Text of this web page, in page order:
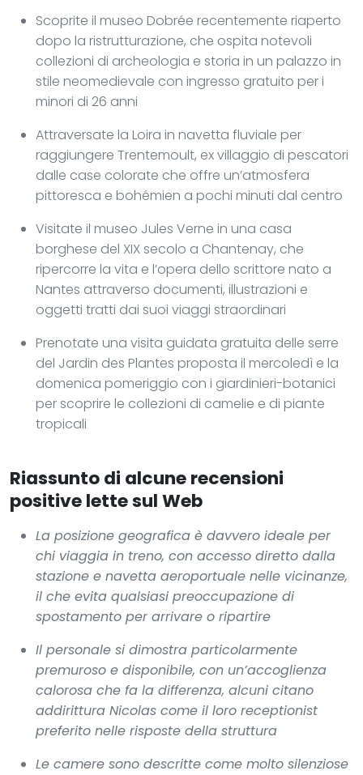
Scoprite il museo Dobrée recentemente riaperto
dopo la ristrutturazione, che ospita notevoli
collezioni di archeologia e storia in un palazzo in
stile neomedievale con ingresso gratuito per i
minori di 26 anni
Attraversate la Loira in navetta fluviale per
raggiungere Trentemoult, ex villaggio di pescatori
dalle case colorate che offre un’atmosfera
pittoresca e bohémien a pochi minuti dal centro
Visitate il museo Jules Verne in una casa
borghese del XIX secolo a Chantenay, che
ripercorre la vita e l’opera dello scrittore nato a
Nantes attraverso documenti, illustrazioni e
oggetti tratti dai suoi viaggi straordinari
Prenotate una visita guidata gratuita delle serre
del Jardin des Plantes proposta il mercoledì e la
domenica pomeriggio con i giardinieri-botanici
per scoprire le collezioni di camelie e di piante
tropicali
Riassunto di alcune recensioni
positive lette sul Web
La posizione geografica è davvero ideale per
chi viaggia in treno, con accesso diretto dalla
stazione e navetta aeroportuale nelle vicinanze,
il che evita qualsiasi preoccupazione di
spostamento per arrivare o ripartire
Il personale si dimostra particolarmente
premuroso e disponibile, con un’accoglienza
calorosa che fa la differenza, alcuni citano
addirittura Nicolas come il loro receptionist
preferito nelle risposte della struttura
Le camere sono descritte come molto silenziose